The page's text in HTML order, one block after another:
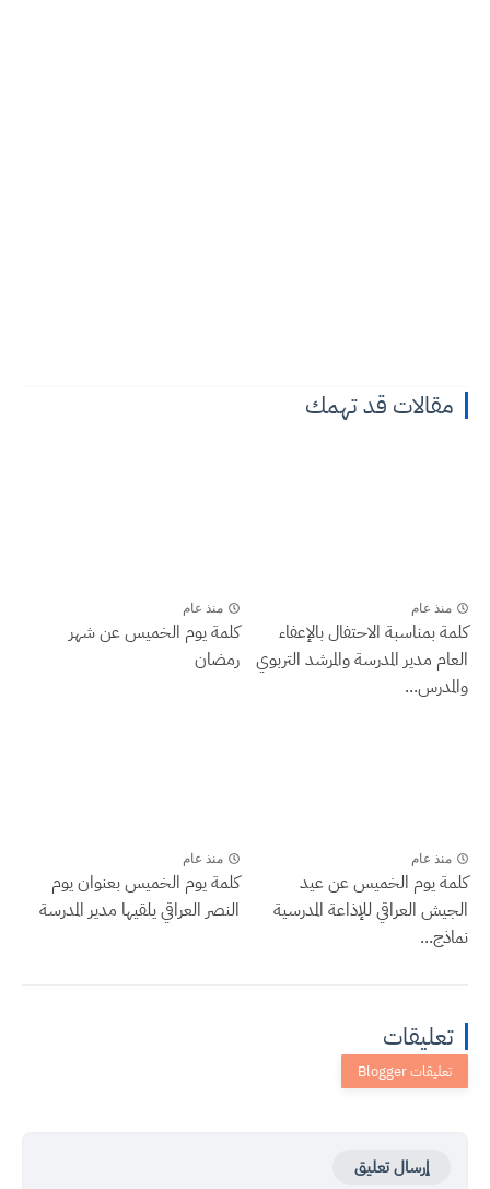
مقالات قد تهمك
منذ عام
كلمة بمناسبة الاحتفال بالإعفاء
العام مدير المدرسة والمرشد التربوي
والمدرس...
منذ عام
كلمة يوم الخميس عن شهر
رمضان
منذ عام
كلمة يوم الخميس عن عيد
الجيش العراقي للإذاعة المدرسية
نماذج...
منذ عام
كلمة يوم الخميس بعنوان يوم
النصر العراقي يلقيها مدير المدرسة
تعليقات
إرسال تعليق